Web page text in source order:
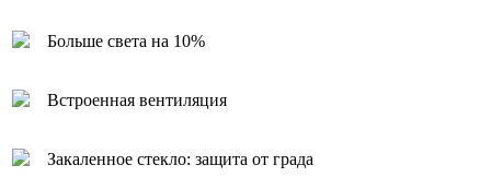
Больше света на 10%
Встроенная вентиляция
Закаленное стекло: защита от града